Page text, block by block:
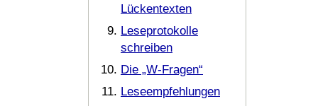
Lückentexten
Leseprotokolle
schreiben
Die „W-Fragen“
Leseempfehlungen